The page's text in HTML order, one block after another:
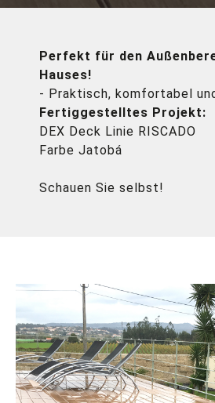
Perfekt für den
Hauses!
- Praktisch, komfortabel
Fertiggestelltes Projekt:
DEX Deck Linie RISCADO
Farbe Jatobá
Schauen Sie selbst!